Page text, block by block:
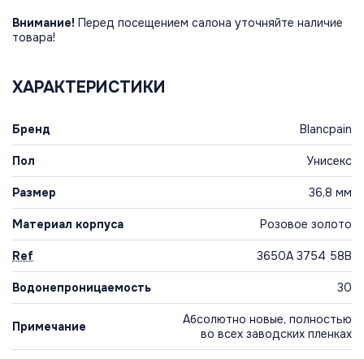
Внимание! Перед посещением салона уточняйте наличие
товара!
ХАРАКТЕРИСТИКИ
Бренд Blancpain
Пол Унисекс
Размер 36,8 мм
Материал корпуса Розовое золото
Ref 3650A 3754 58B
Водонепроницаемость 30
Примечание
Абсолютно новые, полностью
во всех заводских пленках